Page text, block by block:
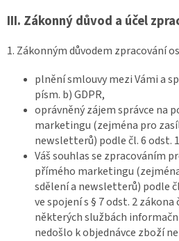
III. Zákonný důvod a účel
1. Zákonným důvodem zpracování
plnění smlouvy mezi Vámi a
písm. b) GDPR,
oprávněný zájem správce na
marketingu (zejména pro
newsletterů) podle čl. 6 odst.
Váš souhlas se zpracováním
přímého marketingu
sdělení a newsletterů) podle
ve spojení s § 7 odst. 2 zákona
některých službách
nedošlo k objednávce zboží